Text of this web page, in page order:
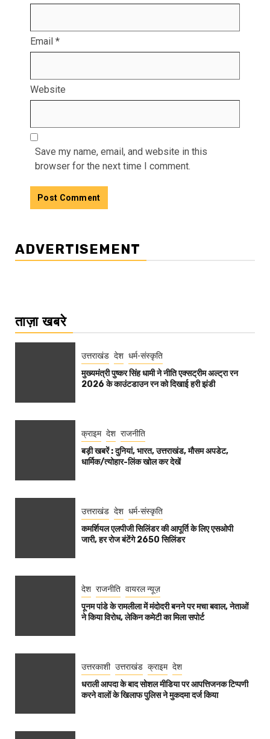
Email *
Website
Save my name, email, and website in this
browser for the next time I comment.
ADVERTISEMENT
ताज़ा खबरे
उत्तराखंड देश धर्म-संस्कृति
मुख्यमंत्री पुष्कर सिंह धामी ने नीति एक्सट्रीम अल्ट्रा रन
2026 के काउंटडाउन रन को दिखाई हरी झंडी
क्राइम देश राजनीति
बड़ी खबरें : दुनियां, भारत, उत्तराखंड, मौसम अपडेट,
धार्मिक/त्योहार-लिंक खोल कर देखें
उत्तराखंड देश धर्म-संस्कृति
कमर्शियल एलपीजी सिलिंडर की आपूर्ति के लिए एसओपी
जारी, हर रोज बंटेंगे 2650 सिलिंडर
देश राजनीति वायरल न्यूज़
पूनम पांडे के रामलीला में मंदोदरी बनने पर मचा बवाल, नेताओं
ने किया विरोध, लेकिन कमेटी का मिला सपोर्ट
उत्तरकाशी उत्तराखंड क्राइम देश
धराली आपदा के बाद सोशल मीडिया पर आपत्तिजनक टिप्पणी
करने वालों के खिलाफ पुलिस ने मुकदमा दर्ज किया